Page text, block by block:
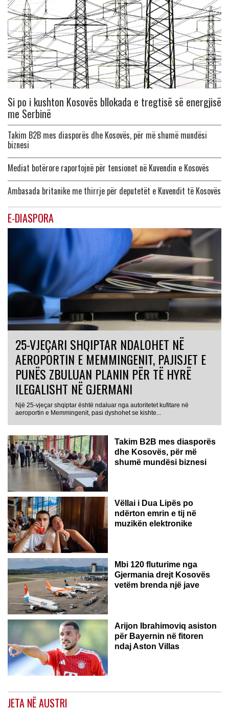
Si po i kushton Kosovës bllokada e tregtisë së energjisë
me Serbinë
Takim B2B mes diasporës dhe Kosovës, për më shumë mundësi
biznesi
Mediat botërore raportojnë për tensionet në Kuvendin e Kosovës
Ambasada britanike me thirrje për deputetët e Kuvendit të Kosovës
E-DIASPORA
25-VJEÇARI SHQIPTAR NDALOHET NË
AEROPORTIN E MEMMINGENIT, PAJISJET E
PUNËS ZBULUAN PLANIN PËR TË HYRË
ILEGALISHT NË GJERMANI
Një 25-vjeçar shqiptar është ndaluar nga autoritetet kufitare në
aeroportin e Memmingenit, pasi dyshohet se kishte...
Takim B2B mes diasporës
dhe Kosovës, për më
shumë mundësi biznesi
Vëllai i Dua Lipës po
ndërton emrin e tij në
muzikën elektronike
GJERMANI
Mbi 120 fluturime nga
Gjermania drejt Kosovës
vetëm brenda një jave
Arijon Ibrahimoviq asiston
për Bayernin në fitoren
ndaj Aston Villas
JETA NË AUSTRI